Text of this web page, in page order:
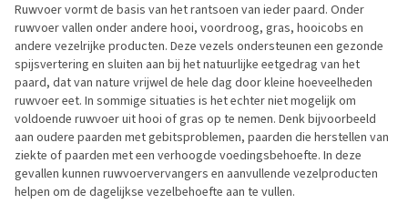
Ruwvoer vormt de basis van het rantsoen van ieder paard. Onder
ruwvoer vallen onder andere hooi, voordroog, gras, hooicobs en
andere vezelrijke producten. Deze vezels ondersteunen een gezonde
spijsvertering en sluiten aan bij het natuurlijke eetgedrag van het
paard, dat van nature vrijwel de hele dag door kleine hoeveelheden
ruwvoer eet. In sommige situaties is het echter niet mogelijk om
voldoende ruwvoer uit hooi of gras op te nemen. Denk bijvoorbeeld
aan oudere paarden met gebitsproblemen, paarden die herstellen van
ziekte of paarden met een verhoogde voedingsbehoefte. In deze
gevallen kunnen ruwvoervervangers en aanvullende vezelproducten
helpen om de dagelijkse vezelbehoefte aan te vullen.